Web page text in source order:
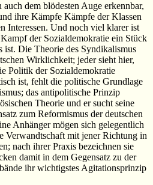
dem blödesten Auge erkennbar,
ihre Kämpfe Kämpfe der Klassen
Interessen. Und noch viel klarer ist
der Sozialdemokratie ein Stück
ist. Die Theorie des Syndikalismus
Wirklichkeit; jeder sieht hier,
Politik der Sozialdemokratie
ist, fehlt die politische Grundlage
das antipolitische Prinzip
Theorie und er sucht seine
zum Reformismus der deutschen
Anhänger mögen sich gelegentlich
Verwandtschaft mit jener Richtung in
nach ihrer Praxis bezeichnen sie
damit in dem Gegensatz zu der
ihr wichtigstes Agitationsprinzip